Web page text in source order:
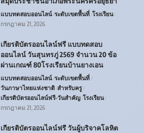
แบบทดสอบออนไลน์ ระดับเขตพื้นที่ โรงเรียน
กรกฎาคม 21, 2026
เกียรติบัตรออนไลน์ฟรี แบบทดสอบ
ออนไลน์ วันสุนทรภู่ 2569 จำนวน 20 ข้อ
ผ่านเกณฑ์ 80โรงเรียนบ้านยางเอน
แบบทดสอบออนไลน์ ระดับเขตพื้นที่
วันภาษาไทยแห่งชาติ สำหรับครู
เกียรติบัตรออนไลน์ฟรี-วันสำคัญ โรงเรียน
กรกฎาคม 21, 2026
เกียรติบัตรออนไลน์ฟรี วันผู้บริจาคโลหิต